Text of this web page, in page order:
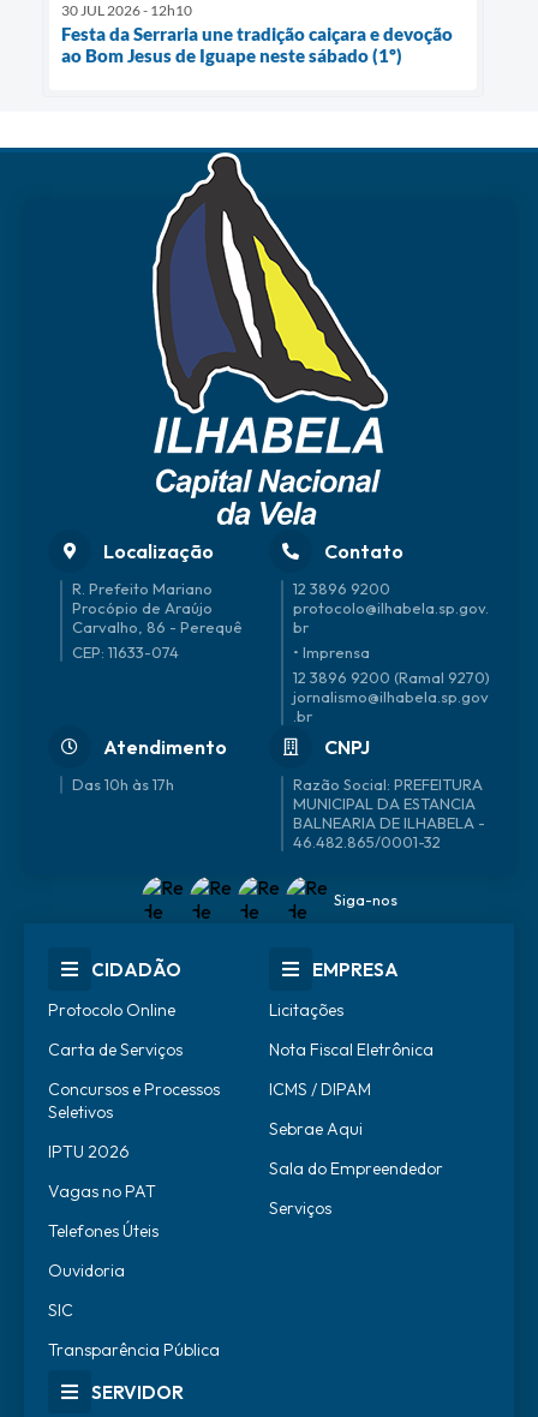
30 JUL 2026 - 12h10
Festa da Serraria une tradição caiçara e devoção
ao Bom Jesus de Iguape neste sábado (1º)
Localização
R. Prefeito Mariano
Procópio de Araújo
Carvalho, 86 - Perequê
CEP: 11633-074
Contato
12 3896 9200
protocolo@ilhabela.sp.gov.
br
• Imprensa
12 3896 9200 (Ramal 9270)
jornalismo@ilhabela.sp.gov
.br
Atendimento
Das 10h às 17h
CNPJ
46.482.865/0001-32
Siga-nos
CIDADÃO
Protocolo Online
Carta de Serviços
Concursos e Processos
Seletivos
IPTU 2026
Vagas no PAT
Telefones Úteis
Ouvidoria
SIC
Transparência Pública
EMPRESA
Licitações
Nota Fiscal Eletrônica
ICMS / DIPAM
Sebrae Aqui
Sala do Empreendedor
Serviços
SERVIDOR